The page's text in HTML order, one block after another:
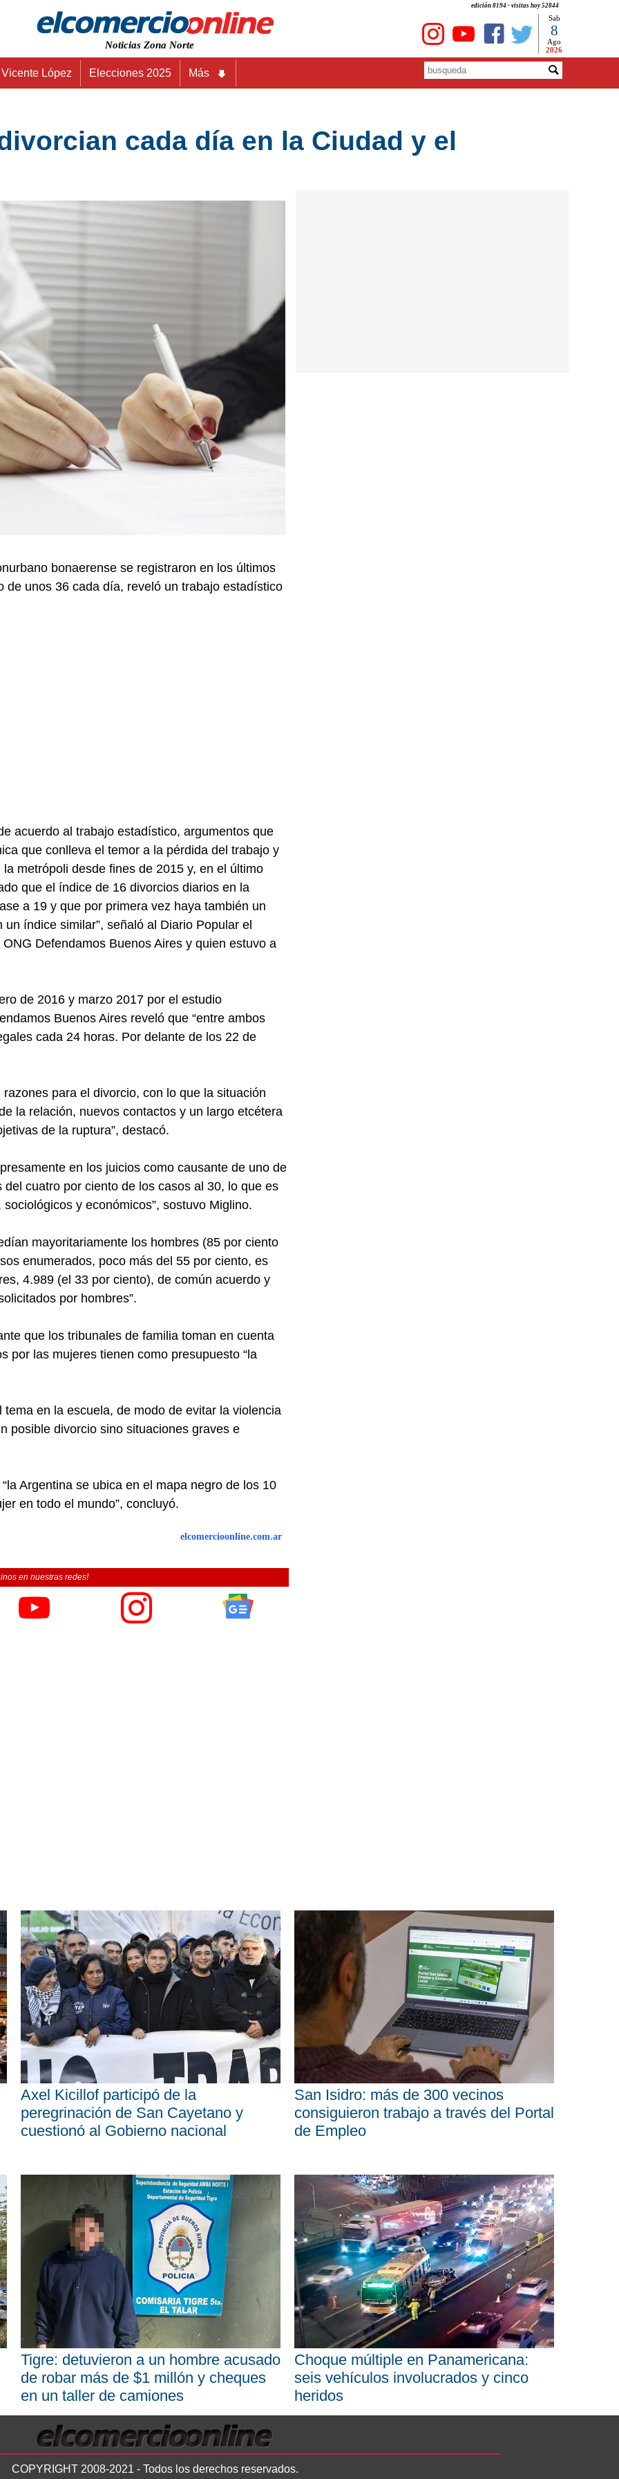
edición 8194 - visitas hoy 52844
Noticias Zona Norte
Sab
8
Ago
2026
Vicente López Elecciones 2025 Más
cada día en la Ciudad y el
bonaerense se registraron en los últimos
de unos 36 cada día, reveló un trabajo estadístico
acuerdo al trabajo estadístico, argumentos que
que conlleva el temor a la pérdida del trabajo y
metrópoli desde fines de 2015 y, en el último
que el índice de 16 divorcios diarios en la
a 19 y que por primera vez haya también un
índice similar”, señaló al Diario Popular el
Defendamos Buenos Aires y quien estuvo a
de 2016 y marzo 2017 por el estudio
Buenos Aires reveló que “entre ambos
cada 24 horas. Por delante de los 22 de
para el divorcio, con lo que la situación
la relación, nuevos contactos y un largo etcétera
de la ruptura”, destacó.
en los juicios como causante de uno de
cuatro por ciento de los casos al 30, lo que es
y económicos”, sostuvo Miglino.
mayoritariamente los hombres (85 por ciento
enumerados, poco más del 55 por ciento, es
4.989 (el 33 por ciento), de común acuerdo y
por hombres”.
que los tribunales de familia toman en cuenta
por las mujeres tienen como presupuesto “la
en la escuela, de modo de evitar la violencia
posible divorcio sino situaciones graves e
Argentina se ubica en el mapa negro de los 10
en todo el mundo”, concluyó.
elcomercioonline.com.ar
en nuestras redes!
Axel Kicillof participó de la
peregrinación de San Cayetano y
cuestionó al Gobierno nacional
San Isidro: más de 300 vecinos
consiguieron trabajo a través del Portal
de Empleo
Tigre: detuvieron a un hombre acusado
de robar más de $1 millón y cheques
en un taller de camiones
Choque múltiple en Panamericana:
seis vehículos involucrados y cinco
heridos
COPYRIGHT 2008-2021 - Todos los derechos reservados.